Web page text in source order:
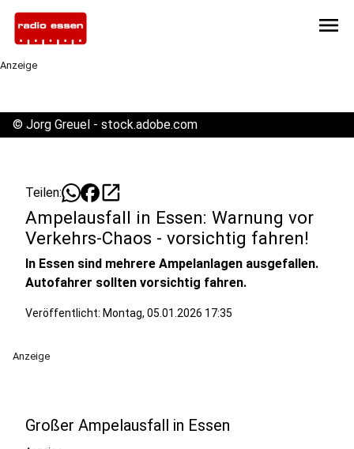
menu
Anzeige
© Jorg Greuel - stock.adobe.com
Teilen: open_in_new
Ampelausfall in Essen: Warnung vor
Verkehrs-Chaos - vorsichtig fahren!
In Essen sind mehrere Ampelanlagen ausgefallen.
Autofahrer sollten vorsichtig fahren.
Veröffentlicht: Montag, 05.01.2026 17:35
Anzeige
Großer Ampelausfall in Essen